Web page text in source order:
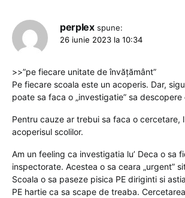
perplex spune:
26 iunie 2023 la 10:34
>>”pe fiecare unitate de învățământ”
Pe fiecare scoala este un acoperis. Dar,
poate sa faca o „investigatie” sa descopere
Pentru cauze ar trebui sa faca o cercetare,
acoperisul scolilor.
Am un feeling ca investigatia lu’ Deca o sa
inspectorate. Acestea o sa ceara „urgent”
Scoala o sa paseze pisica PE diriginti si
PE hartie ca sa scape de treaba.